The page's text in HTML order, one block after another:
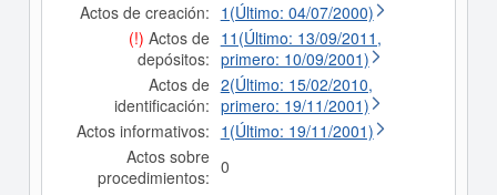
Actos de creación: 1(Último: 04/07/2000)
(!) Actos de
depósitos:
11(Último: 13/09/2011,
primero: 10/09/2001)
Actos de
identificación:
2(Último: 15/02/2010,
primero: 19/11/2001)
Actos informativos: 1(Último: 19/11/2001)
Actos sobre
procedimientos: 0